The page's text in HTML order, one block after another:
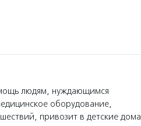
людям, нуждающимся
оборудование,
привозит в детские дома